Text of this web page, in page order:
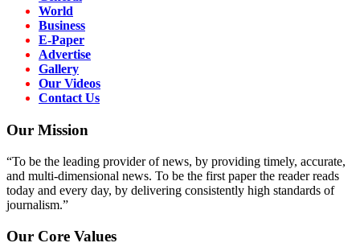
World
Business
E-Paper
Advertise
Gallery
Our Videos
Contact Us
Our Mission
“To be the leading provider of news, by providing timely, accurate,
and multi-dimensional news. To be the first paper the reader reads
today and every day, by delivering consistently high standards of
journalism.”
Our Core Values